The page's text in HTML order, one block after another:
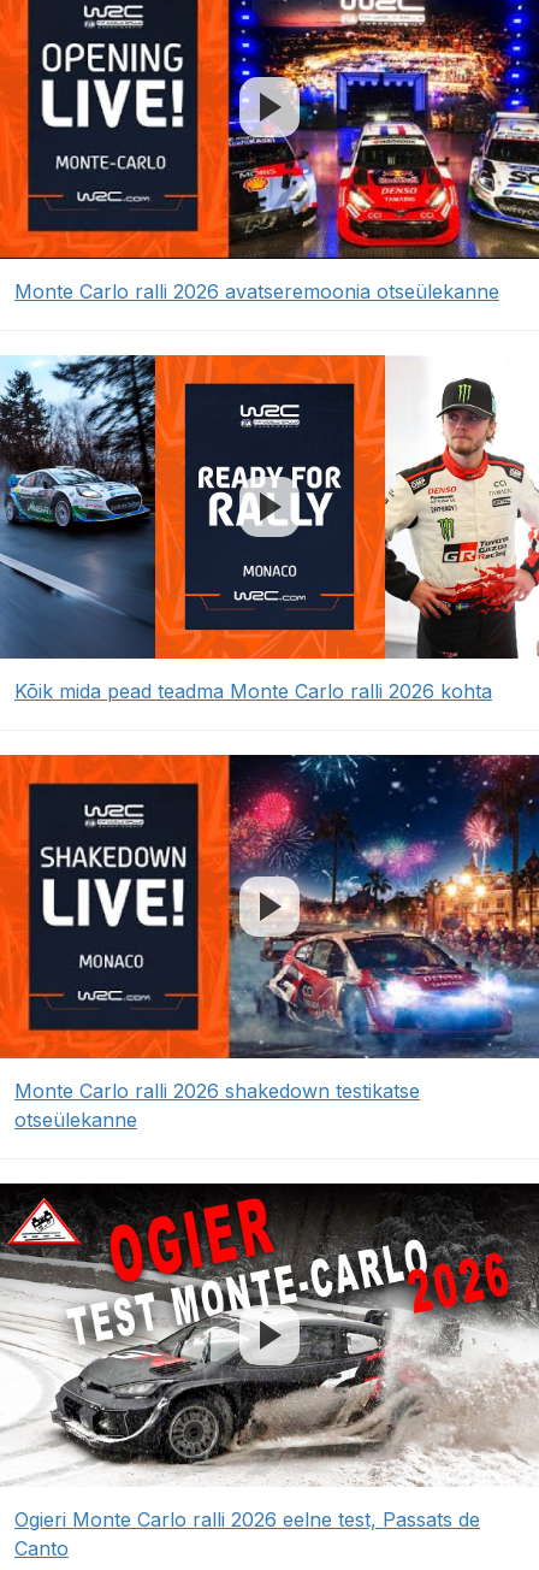
Monte Carlo ralli 2026 avatseremoonia otseülekanne
Kõik mida pead teadma Monte Carlo ralli 2026 kohta
Monte Carlo ralli 2026 shakedown testikatse
otseülekanne
Ogieri Monte Carlo ralli 2026 eelne test, Passats de
Canto